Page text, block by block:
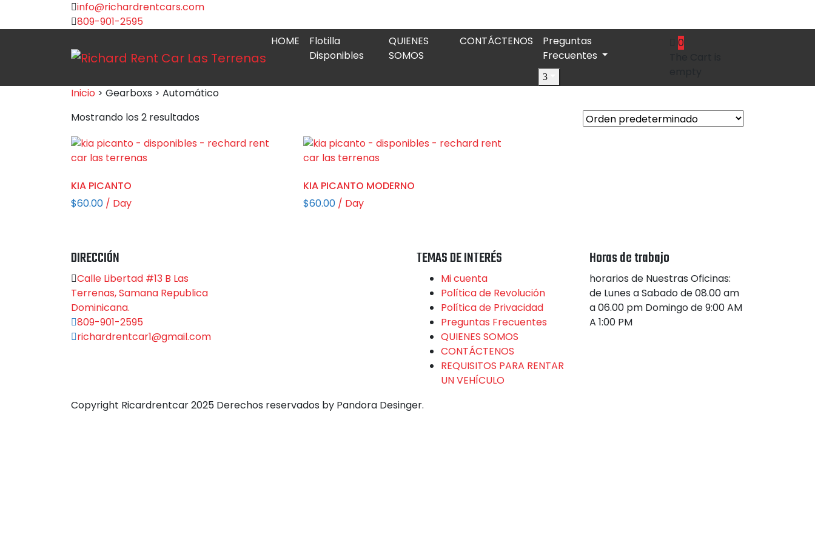
info@richardrentcars.com
809-901-2595
HOME
Flotilla
Disponibles
QUIENES
SOMOS
CONTÁCTENOS
Preguntas
Frecuentes
0
Inicio > Gearboxs > Automático
Mostrando los 2 resultados
KIA PICANTO
$60.00 / Day
KIA PICANTO MODERNO
$60.00 / Day
DIRECCIÓN
Calle Libertad #13 B Las
Terrenas, Samana Republica
Dominicana.
809-901-2595
richardrentcar1@gmail.com
TEMAS DE INTERÉS
Mi cuenta
Política de Revolución
Política de Privacidad
Preguntas Frecuentes
QUIENES SOMOS
CONTÁCTENOS
REQUISITOS PARA RENTAR
UN VEHÍCULO
Horas de trabajo
horarios de Nuestras Oficinas:
de Lunes a Sabado de 08.00 am
a 06.00 pm Domingo de 9:00 AM
A 1:00 PM
Copyright Ricardrentcar 2025 Derechos reservados by Pandora Desinger.